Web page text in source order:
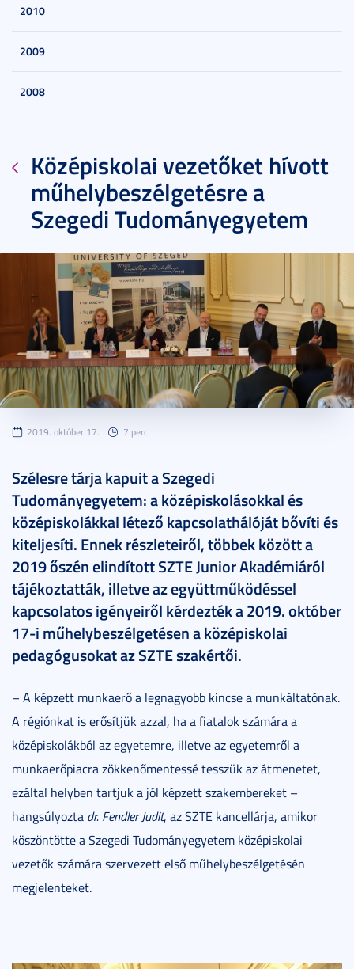
2010
2009
2008
Középiskolai vezetőket hívott
műhelybeszélgetésre a
Szegedi Tudományegyetem
2019. október 17. 7 perc
Szélesre tárja kapuit a Szegedi
Tudományegyetem: a középiskolásokkal és
középiskolákkal létező kapcsolathálóját bővíti és
kiteljesíti. Ennek részleteiről, többek között a
2019 őszén elindított SZTE Junior Akadémiáról
tájékoztatták, illetve az együttműködéssel
kapcsolatos igényeiről kérdezték a 2019. október
17-i műhelybeszélgetésen a középiskolai
pedagógusokat az SZTE szakértői.
– A képzett munkaerő a legnagyobb kincse a munkáltatónak.
A régiónkat is erősítjük azzal, ha a fiatalok számára a
középiskolákból az egyetemre, illetve az egyetemről a
munkaerőpiacra zökkenőmentessé tesszük az átmenetet,
ezáltal helyben tartjuk a jól képzett szakembereket –
hangsúlyozta dr. Fendler Judit, az SZTE kancellárja, amikor
köszöntötte a Szegedi Tudományegyetem középiskolai
vezetők számára szervezett első műhelybeszélgetésén
megjelenteket.